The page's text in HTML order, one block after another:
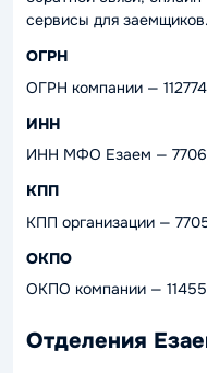
сервисы для заемщиков.
ОГРН
ОГРН компании —
ИНН
ИНН МФО Езаем —
КПП
КПП организации —
ОКПО
ОКПО компании —
Отделения